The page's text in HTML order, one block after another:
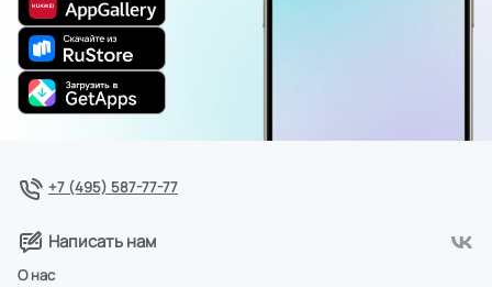
+7 (495) 587-77-77
Написать нам
О нас